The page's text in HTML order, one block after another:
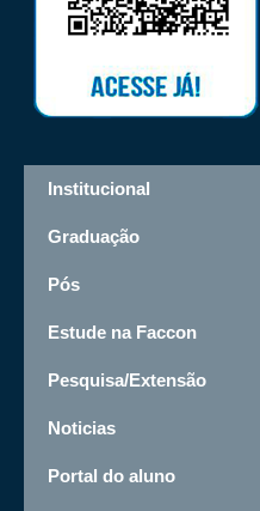
Institucional
Graduação
Pós
Estude na Faccon
Pesquisa/Extensão
Noticias
Portal do aluno